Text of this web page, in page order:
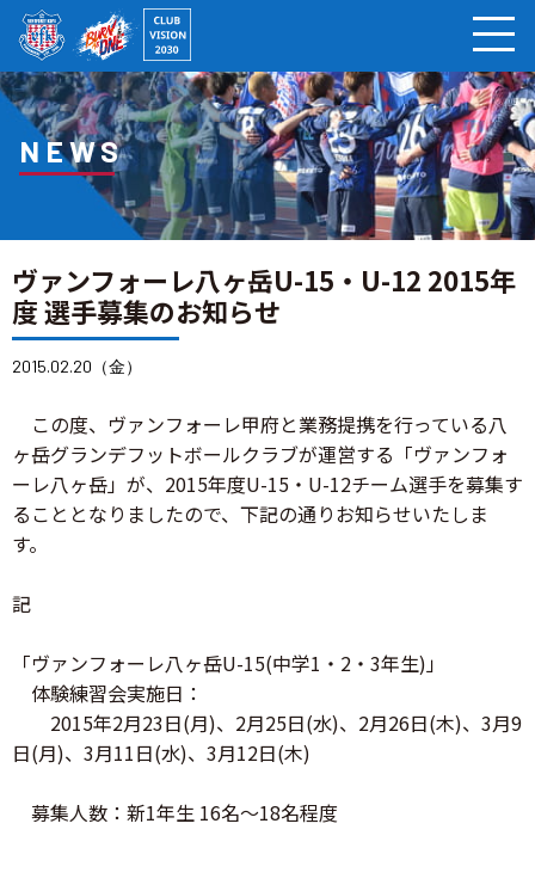
NEWS
ヴァンフォーレ八ヶ岳U-15・U-12 2015年
度 選手募集のお知らせ
2015.02.20（金）
この度、ヴァンフォーレ甲府と業務提携を行っている八
ヶ岳グランデフットボールクラブが運営する「ヴァンフォ
ーレ八ヶ岳」が、2015年度U-15・U-12チーム選手を募集す
ることとなりましたので、下記の通りお知らせいたしま
す。
記
「ヴァンフォーレ八ヶ岳U-15(中学1・2・3年生)」
体験練習会実施日：
2015年2月23日(月)、2月25日(水)、2月26日(木)、3月9
日(月)、3月11日(水)、3月12日(木)
募集人数：新1年生 16名～18名程度